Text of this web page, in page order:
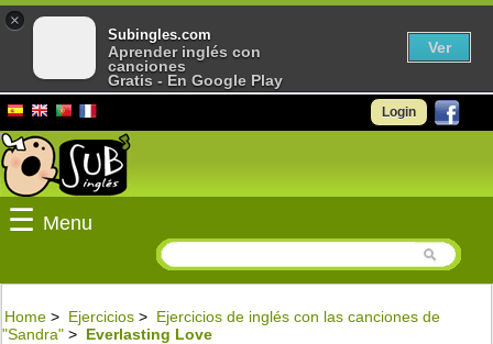
Login
☰ Menu
Home > Ejercicios > Ejercicios de inglés con las canciones de
"Sandra" > Everlasting Love
×
Subingles.com
Aprender inglés con
canciones
Gratis - En Google Play
Ver